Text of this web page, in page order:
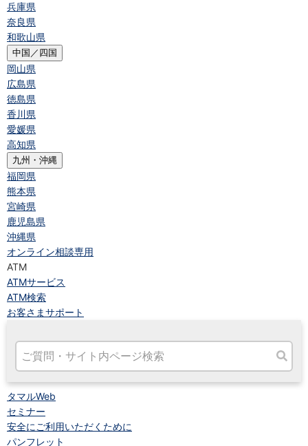
兵庫県
奈良県
和歌山県
中国／四国
岡山県
広島県
徳島県
香川県
愛媛県
高知県
九州・沖縄
福岡県
熊本県
宮崎県
鹿児島県
沖縄県
オンライン相談専用
ATM
ATMサービス
ATM検索
お客さまサポート
タマルWeb
セミナー
安全にご利用いただくために
パンフレット